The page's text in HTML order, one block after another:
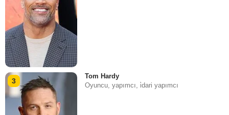
3
Tom Hardy
Oyuncu, yapımcı, i̇dari yapımcı